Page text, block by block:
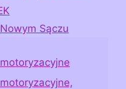
Sączu